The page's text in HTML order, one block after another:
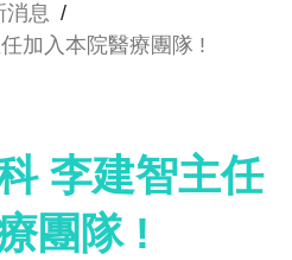
消息 /
加入本院醫療團隊 !
李建智主任
團隊 !